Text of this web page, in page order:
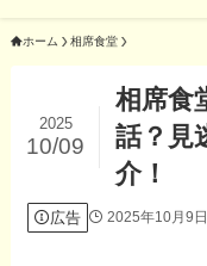
ホーム 相席食堂
相席食
話？見
介！
2025
10/09
広告 2025年10月9日